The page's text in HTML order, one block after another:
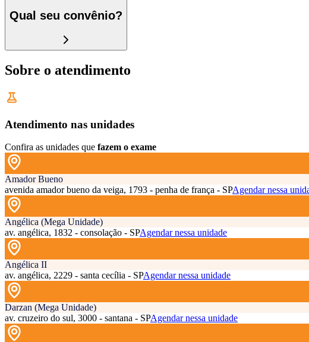
Qual seu convênio?
Sobre o atendimento
Atendimento nas unidades
Confira as unidades que fazem o exame
Amador Bueno
avenida amador bueno da veiga, 1793 - penha de frança - SPAgendar nessa
Angélica (Mega Unidade)
av. angélica, 1832 - consolação - SPAgendar nessa unidade
Angélica II
av. angélica, 2229 - santa cecília - SPAgendar nessa unidade
Darzan (Mega Unidade)
av. cruzeiro do sul, 3000 - santana - SPAgendar nessa unidade